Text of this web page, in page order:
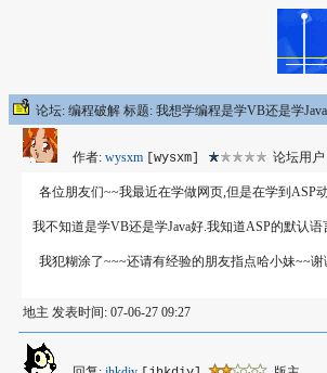
论坛: 编程破解 标题: 我想学编程是学VB还是学
作者: wysxm [wysxm] 论坛用户
各位朋友们~~我最近在学做网页,但是在学到ASP
我不知道是学VB还是学Java好.我知道ASP的默认
我犯糊涂了~~~还请有经验的朋友指点哈小妹~~谢
地主 发表时间: 07-06-27 09:27